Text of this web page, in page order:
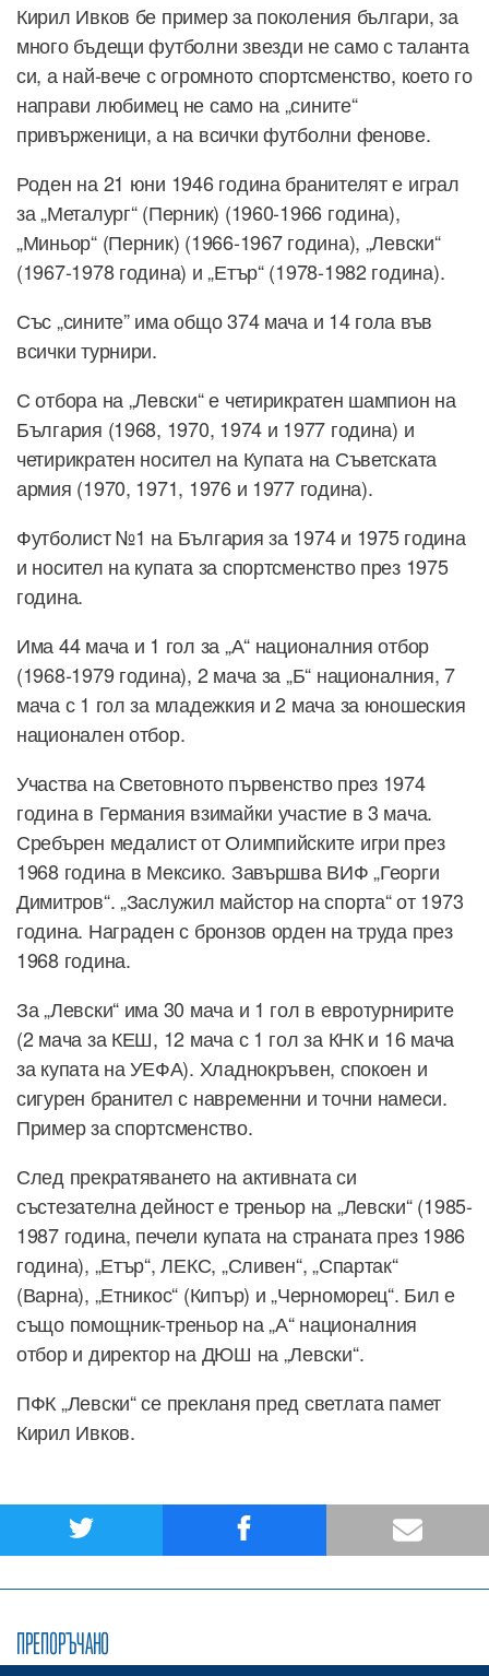
Кирил Ивков бе пример за поколения българи, за
много бъдещи футболни звезди не само с таланта
си, а най-вече с огромното спортсменство, което го
направи любимец не само на „сините“
привърженици, а на всички футболни фенове.
Роден на 21 юни 1946 година бранителят е играл
за „Металург“ (Перник) (1960-1966 година),
„Миньор“ (Перник) (1966-1967 година), „Левски“
(1967-1978 година) и „Етър“ (1978-1982 година).
Със „сините” има общо 374 мача и 14 гола във
всички турнири.
С отбора на „Левски“ е четирикратен шампион на
България (1968, 1970, 1974 и 1977 година) и
четирикратен носител на Купата на Съветската
армия (1970, 1971, 1976 и 1977 година).
Футболист №1 на България за 1974 и 1975 година
и носител на купата за спортсменство през 1975
година.
Има 44 мача и 1 гол за „А“ националния отбор
(1968-1979 година), 2 мача за „Б“ националния, 7
мача с 1 гол за младежкия и 2 мача за юношеския
национален отбор.
Участва на Световното първенство през 1974
година в Германия взимайки участие в 3 мача.
Сребърен медалист от Олимпийските игри през
1968 година в Мексико. Завършва ВИФ „Георги
Димитров“. „Заслужил майстор на спорта“ от 1973
година. Награден с бронзов орден на труда през
1968 година.
За „Левски“ има 30 мача и 1 гол в евротурнирите
(2 мача за КЕШ, 12 мача с 1 гол за КНК и 16 мача
за купата на УЕФА). Хладнокръвен, спокоен и
сигурен бранител с навременни и точни намеси.
Пример за спортсменство.
След прекратяването на активната си
състезателна дейност е треньор на „Левски“ (1985-
1987 година, печели купата на страната през 1986
година), „Етър“, ЛЕКС, „Сливен“, „Спартак“
(Варна), „Етникос“ (Кипър) и „Черноморец“. Бил е
също помощник-треньор на „А“ националния
отбор и директор на ДЮШ на „Левски“.
ПФК „Левски“ се прекланя пред светлата памет
Кирил Ивков.
ПРЕПОРЪЧАНО